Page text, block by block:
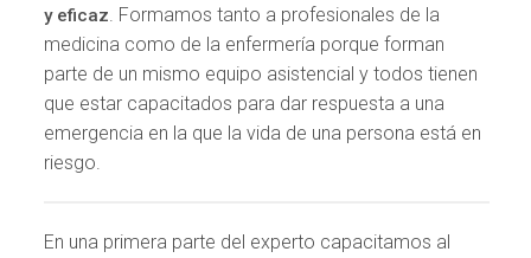
y eficaz. Formamos tanto a profesionales de la
medicina como de la enfermería porque forman
parte de un mismo equipo asistencial y todos tienen
que estar capacitados para dar respuesta a una
emergencia en la que la vida de una persona está en
riesgo.
En una primera parte del experto capacitamos al